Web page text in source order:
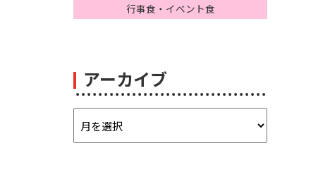
行事食・イベント食
アーカイブ